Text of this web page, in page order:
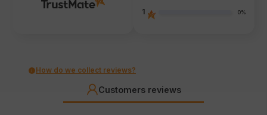
1 0%
How do we collect reviews?
Customers reviews